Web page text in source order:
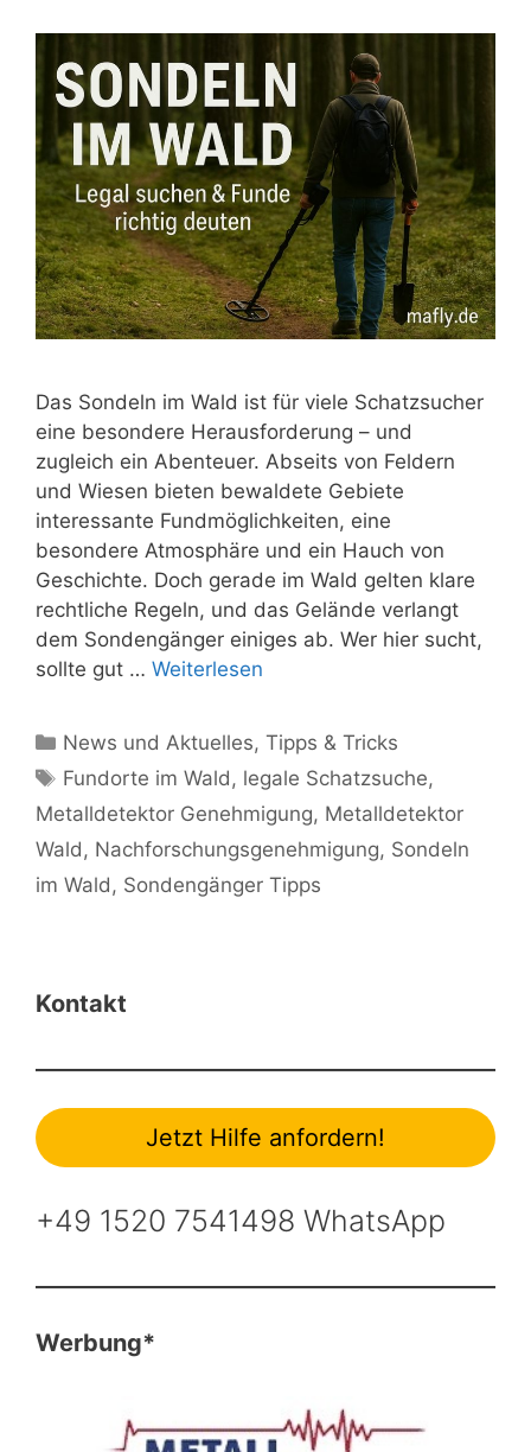
Das Sondeln im Wald ist für viele Schatzsucher
eine besondere Herausforderung – und
zugleich ein Abenteuer. Abseits von Feldern
und Wiesen bieten bewaldete Gebiete
interessante Fundmöglichkeiten, eine
besondere Atmosphäre und ein Hauch von
Geschichte. Doch gerade im Wald gelten klare
rechtliche Regeln, und das Gelände verlangt
dem Sondengänger einiges ab. Wer hier sucht,
sollte gut … Weiterlesen
Kategorien
News und Aktuelles,Tipps & Tricks
Schlagwörter
Fundorte im Wald, legale Schatzsuche,
Metalldetektor Genehmigung, Metalldetektor
Wald, Nachforschungsgenehmigung, Sondeln
im Wald, Sondengänger Tipps
Kontakt
Jetzt Hilfe anfordern!
+49 1520 7541498 WhatsApp
Werbung*